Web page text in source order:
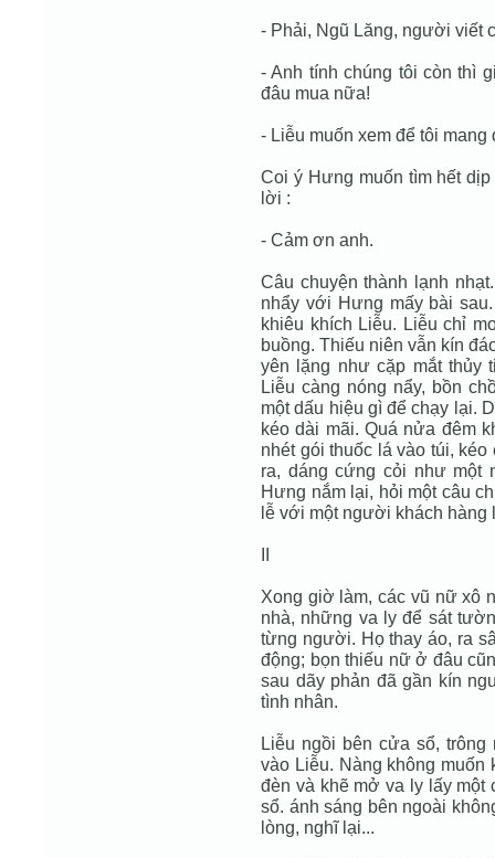
- Phải, Ngũ Lăng, người viết
- Anh tính chúng tôi còn thì
đâu mua nữa!
- Liễu muốn xem để tôi mang
Coi ý Hưng muốn tìm hết
lời :
- Cảm ơn anh.
Câu chuyện thành lạnh
nhẩy với Hưng mấy bài
khiêu khích Liễu. Liễu chỉ
buồng. Thiếu niên vẫn kín
yên lặng như cặp mắt thủy
Liễu càng nóng nẩy, bồn
một dấu hiệu gì để chạy lại.
kéo dài mãi. Quá nửa đêm
nhét gói thuốc lá vào túi,
ra, dáng cứng cỏi như một
Hưng nắm lại, hỏi một câu
lễ với một người khách
Xong giờ làm, các vũ nữ xô
nhà, những va ly để sát
từng người. Họ thay áo, ra
động; bọn thiếu nữ ở đâu
sau dãy phản đã gần kín
tình nhân.
Liễu ngồi bên cửa sổ,
vào Liễu. Nàng không muốn
đèn và khẽ mở va ly lấy một
sổ. ánh sáng bên ngoài
lòng, nghĩ lại...